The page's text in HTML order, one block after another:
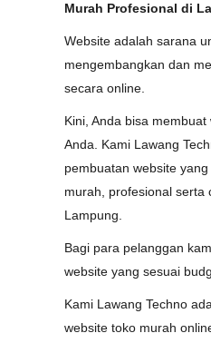
Murah Profesional di
Website adalah sarana
mengembangkan dan
secara online.
Kini, Anda bisa
Anda. Kami Lawang
pembuatan website
murah, profesional serta
Lampung.
Bagi para pelanggan
website yang sesuai
Kami Lawang Techno
website toko murah